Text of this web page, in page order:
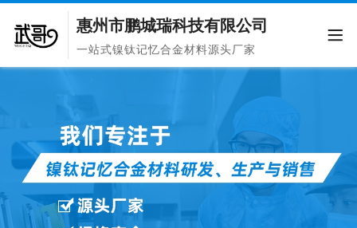
惠州市鹏城瑞科技有限公司
一站式镍钛记忆合金材料源头厂家